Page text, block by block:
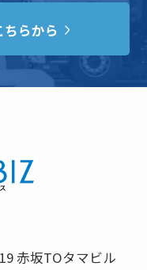
らから
赤坂TOタマビル